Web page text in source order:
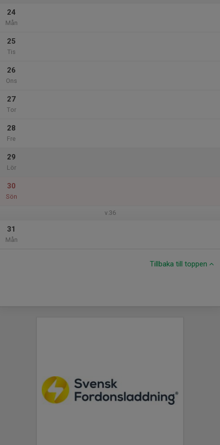
24
Mån
25
Tis
26
Ons
27
Tor
28
Fre
29
Lör
30
Sön
v.36
31
Mån
Tillbaka till toppen